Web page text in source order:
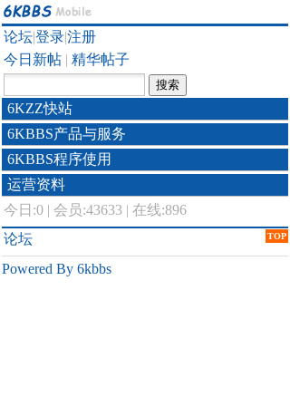
论坛|登录|注册
今日新帖 | 精华帖子
6KZZ快站
6KBBS产品与服务
6KBBS程序使用
运营资料
今日:0 | 会员:43633 | 在线:896
TOP
论坛
Powered By 6kbbs